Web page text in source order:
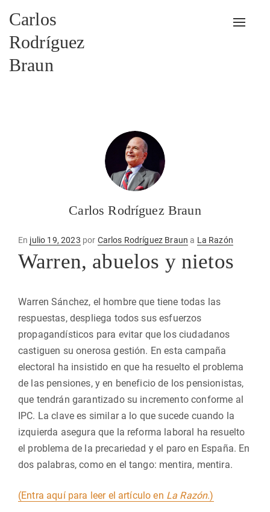
Carlos
Rodríguez
Braun
Carlos Rodríguez Braun
En Publicado
en
julio 19, 2023 por Carlos Rodríguez Braun a La Razón
Warren, abuelos y nietos
Warren Sánchez, el hombre que tiene todas las
respuestas, despliega todos sus esfuerzos
propagandísticos para evitar que los ciudadanos
castiguen su onerosa gestión. En esta campaña
electoral ha insistido en que ha resuelto el problema
de las pensiones, y en beneficio de los pensionistas,
que tendrán garantizado su incremento conforme al
IPC. La clave es similar a lo que sucede cuando la
izquierda asegura que la reforma laboral ha resuelto
el problema de la precariedad y el paro en España. En
dos palabras, como en el tango: mentira, mentira.
(Entra aquí para leer el artículo en La Razón.)